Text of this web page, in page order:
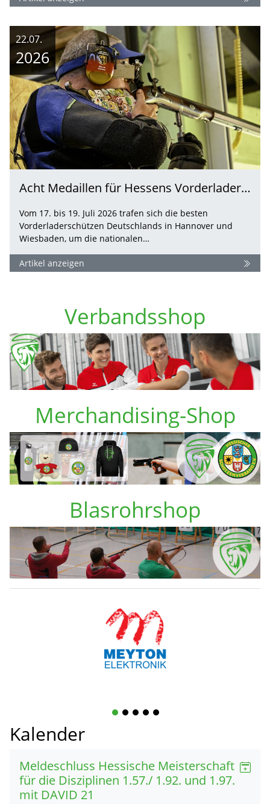
22.07.
2026
Acht Medaillen für Hessens Vorderladerschützen bei den Deutschen Meisterschaften 2026
Vom 17. bis 19. Juli 2026 trafen sich die besten
Vorderladerschützen Deutschlands in Hannover und
Wiesbaden, um die nationalen…
Artikel anzeigen
Verbandsshop
Merchandising-Shop
Blasrohrshop
1 2 3 4 5
Kalender
Meldeschluss Hessische Meisterschaft
für die Disziplinen 1.57./ 1.92. und 1.97.
mit DAVID 21